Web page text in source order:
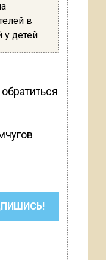
в
у детей